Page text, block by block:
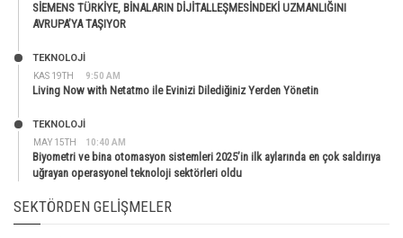
SİEMENS TÜRKİYE, BİNALARIN DİJİTALLEŞMESİNDEKİ UZMANLIĞINI
AVRUPA’YA TAŞIYOR
KAS 19TH 9:50 AM
TEKNOLOJİ
Living Now with Netatmo ile Evinizi Dilediğiniz Yerden Yönetin
MAY 15TH 10:40 AM
TEKNOLOJİ
Biyometri ve bina otomasyon sistemleri 2025’in ilk aylarında en çok saldırıya
uğrayan operasyonel teknoloji sektörleri oldu
SEKTÖRDEN GELIŞMELER